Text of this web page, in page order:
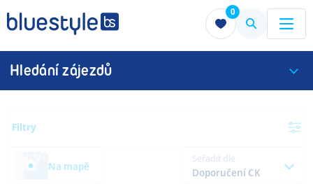
0
Menu Menu
Hledání zájezdů
Filtry
Na mapě
Seřadit dle
Doporučení CK